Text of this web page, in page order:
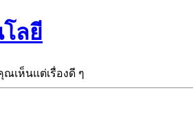
ลยี
ณเห็นแต่เรื่องดี ๆ